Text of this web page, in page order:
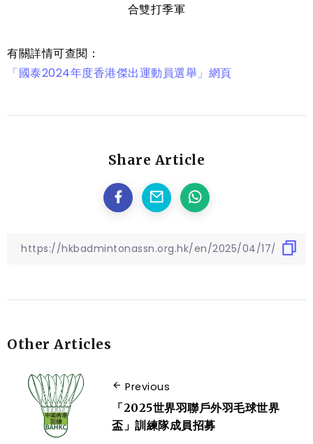
合雙打季軍
有關詳情可查閱：
「國泰2024年度香港傑出運動員選舉」網頁
Share Article
Other Articles
Previous
「2025世界羽聯戶外羽毛球世界
盃」訓練隊成員招募